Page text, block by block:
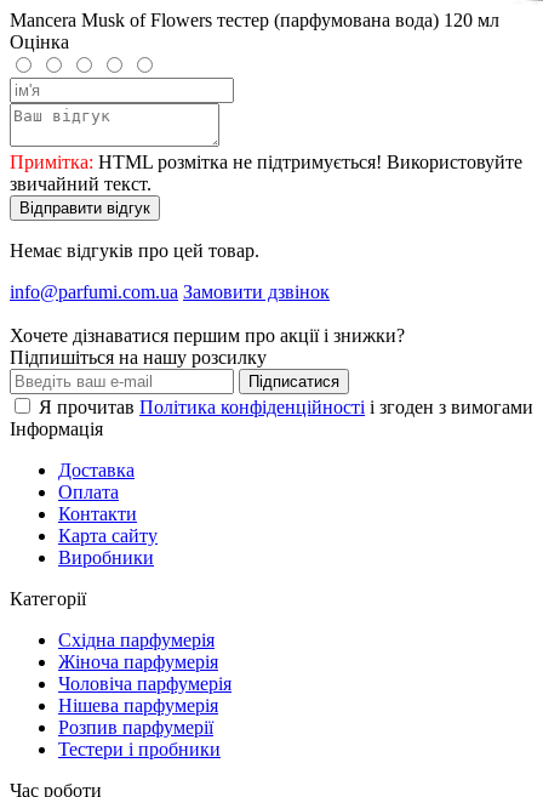
Mancera Musk of Flowers тестер (парфумована вода) 120 мл
Оцінка
Примітка: HTML розмітка не підтримується! Використовуйте
звичайний текст.
Відправити відгук
Немає відгуків про цей товар.
info@parfumi.com.ua Замовити дзвінок
Хочете дізнаватися першим про акції і знижки?
Підпишіться на нашу розсилку
Підписатися
Я прочитав Політика конфіденційності і згоден з вимогами
Інформація
Доставка
Оплата
Контакти
Карта сайту
Виробники
Категорії
Східна парфумерія
Жіноча парфумерія
Чоловіча парфумерія
Нішева парфумерія
Розпив парфумерії
Тестери і пробники
Час роботи